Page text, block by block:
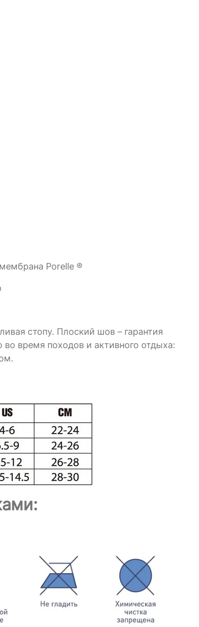
Porelle ®
стопу. Плоский шов – гарантия
во время походов и активного отдыха: